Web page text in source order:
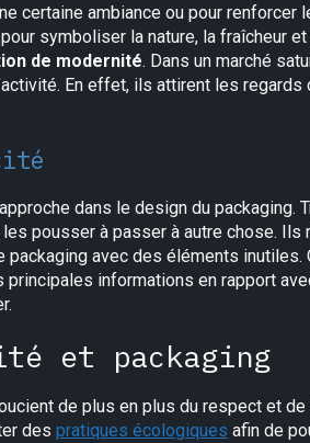
certaine ambiance ou pour
symboliser la nature, la fraîcheur
de modernité. Dans un marché
En effet, ils attirent les
dans le design du packaging.
pousser à passer à autre chose. Ils
packaging avec des éléments inutiles.
informations en rapport
et packaging
de plus en plus du respect et
des pratiques écologiques afin de